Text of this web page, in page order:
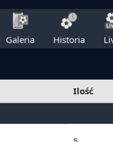
Galeria Historia
Ilość